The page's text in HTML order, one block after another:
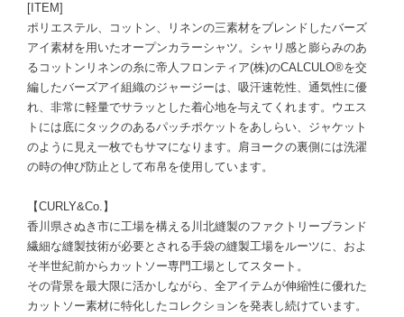
[ITEM]
ポリエステル、コットン、リネンの三素材をブレンドしたバーズ
アイ素材を用いたオープンカラーシャツ。シャリ感と膨らみのあ
るコットンリネンの糸に帝人フロンティア(株)のCALCULO®を交
編したバーズアイ組織のジャージーは、吸汗速乾性、通気性に優
れ、非常に軽量でサラッとした着心地を与えてくれます。ウエス
トには底にタックのあるパッチポケットをあしらい、ジャケット
のように見え一枚でもサマになります。肩ヨークの裏側には洗濯
の時の伸び防止として布帛を使用しています。
【CURLY&Co.】
香川県さぬき市に工場を構える川北縫製のファクトリーブランド
繊細な縫製技術が必要とされる手袋の縫製工場をルーツに、およ
そ半世紀前からカットソー専門工場としてスタート。
その背景を最大限に活かしながら、全アイテムが伸縮性に優れた
カットソー素材に特化したコレクションを発表し続けています。